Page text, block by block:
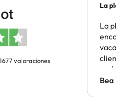
valoraciones
La
La
Bea